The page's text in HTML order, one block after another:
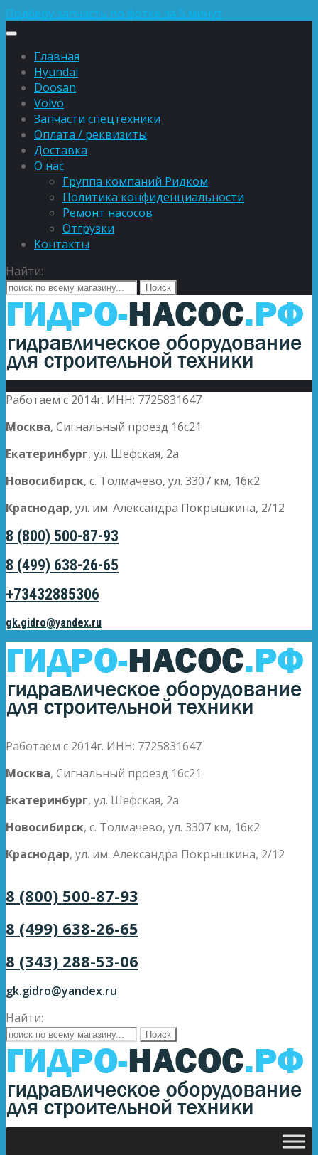
Подберу запчасть по фотке за 5 минут
Главная
Hyundai
Doosan
Volvo
Запчасти спецтехники
Оплата / реквизиты
Доставка
О нас
Группа компаний Ридком
Политика конфиденциальности
Ремонт насосов
Отгрузки
Контакты
Найти:
Работаем с 2014г. ИНН: 7725831647
Москва, Сигнальный проезд 16с21
Екатеринбург, ул. Шефская, 2а
Новосибирск, с. Толмачево, ул. 3307 км, 16к2
Краснодар, ул. им. Александра Покрышкина, 2/12
8 (800) 500-87-93
8 (499) 638-26-65
+73432885306
gk.gidro@yandex.ru
Работаем с 2014г. ИНН: 7725831647
Москва, Сигнальный проезд 16с21
Екатеринбург, ул. Шефская, 2а
Новосибирск, с. Толмачево, ул. 3307 км, 16к2
Краснодар, ул. им. Александра Покрышкина, 2/12
8 (800) 500-87-93
8 (499) 638-26-65
8 (343) 288-53-06
gk.gidro@yandex.ru
Найти: